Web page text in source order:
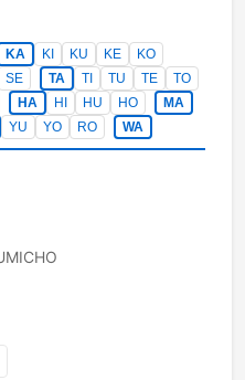
KA KI KU KE
KO
SE TA TI TU TE
TO
HA HI HU HO
MA
YU YO RO WA